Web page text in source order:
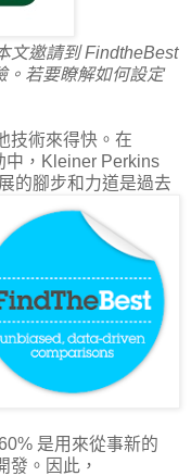
文邀請到 FindtheBest
。若要瞭解如何設定
技術來得快。在
中，Kleiner Perkins
的腳步和 力道是過去
是用來從事新的
發。因此，